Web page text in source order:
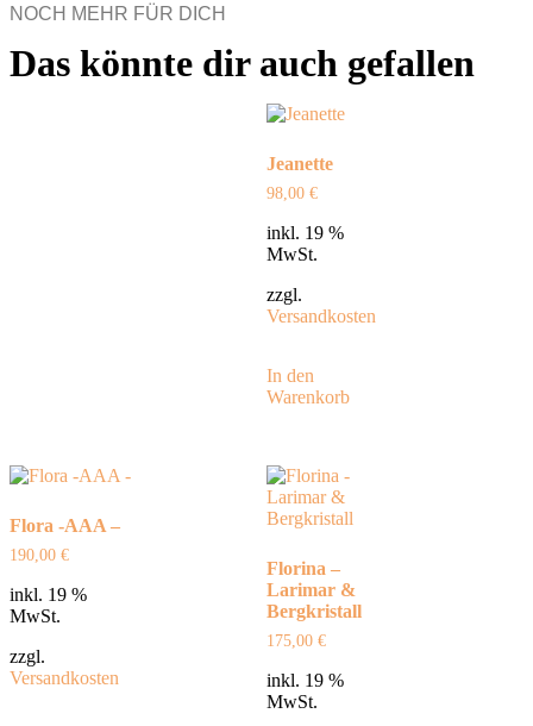
NOCH MEHR FÜR DICH
Das könnte dir auch gefallen
Jeanette
98,00 €
inkl. 19 %
MwSt.
zzgl.
Versandkosten
In den
Warenkorb
Flora -AAA –
190,00 €
inkl. 19 %
MwSt.
zzgl.
Versandkosten
Florina –
Larimar &
Bergkristall
175,00 €
inkl. 19 %
MwSt.